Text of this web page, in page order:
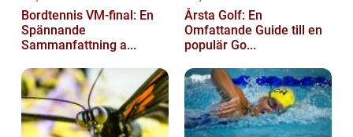
Bordtennis VM-final: En
Spännande
Sammanfattning a...
Årsta Golf: En
Omfattande Guide till en
populär Go...